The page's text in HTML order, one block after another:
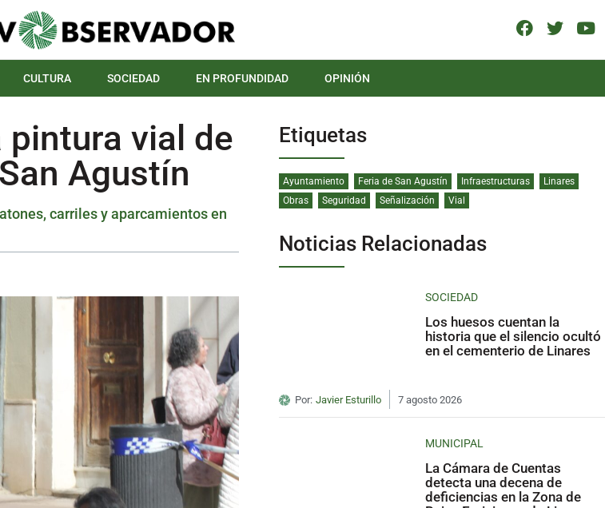
CULTURA SOCIEDAD EN PROFUNDIDAD OPINIÓN
pintura vial de
Agustín
carriles y aparcamientos en
Etiquetas
Ayuntamiento Feria de San Agustín Infraestructuras
Linares
Obras
Seguridad Señalización Vial
Noticias Relacionadas
SOCIEDAD
Los huesos cuentan la
historia que el silencio ocultó
en el cementerio de Linares
Por: Javier Esturillo 7 agosto 2026
MUNICIPAL
La Cámara de Cuentas
detecta una decena de
deficiencias en la Zona de